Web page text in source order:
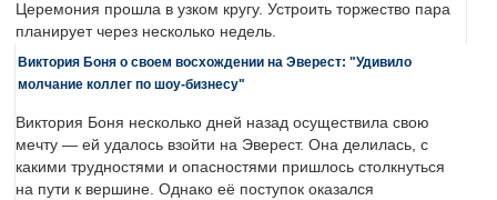
Церемония прошла в узком кругу. Устроить торжество пара
планирует через несколько недель.
Виктория Боня о своем восхождении на Эверест: "Удивило
молчание коллег по шоу-бизнесу"
Виктория Боня несколько дней назад осуществила свою
мечту — ей удалось взойти на Эверест. Она делилась, с
какими трудностями и опасностями пришлось столкнуться
на пути к вершине. Однако её поступок оказался